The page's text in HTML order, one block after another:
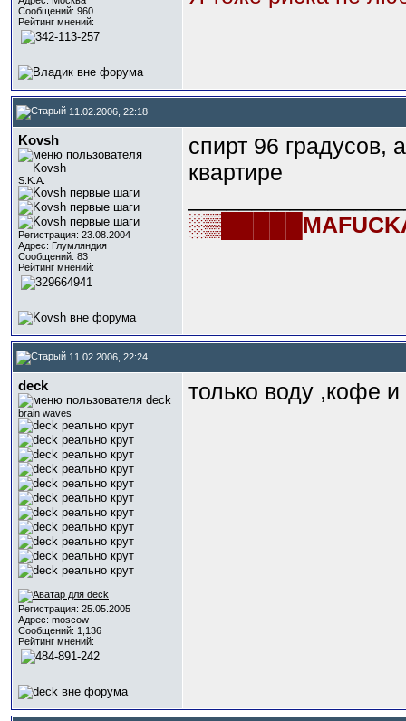
Сообщений: 960
Рейтинг мнений:
11.02.2006, 22:18
Kovsh
S.K.A.
Регистрация: 23.08.2004
Адрес: Глумляндия
Сообщений: 83
Рейтинг мнений:
спирт 96 градусов,
квартире
11.02.2006, 22:24
deck
brain waves
Регистрация: 25.05.2005
Адрес: moscow
Сообщений: 1,136
Рейтинг мнений:
только воду ,кофе